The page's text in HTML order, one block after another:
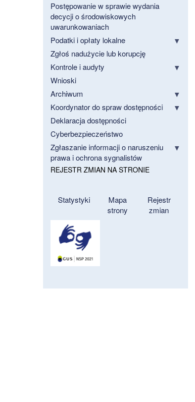
Postępowanie w sprawie wydania
decycji o środowiskowych
uwarunkowaniach
Podatki i opłaty lokalne
Zgłoś nadużycie lub korupcję
Kontrole i audyty
Wnioski
Archiwum
Koordynator do spraw dostępności
Deklaracja dostępności
Cyberbezpieczeństwo
Zgłaszanie informacji o naruszeniu
prawa i ochrona sygnalistów
REJESTR ZMIAN NA STRONIE
Statystyki
Mapa
strony
Rejestr
zmian